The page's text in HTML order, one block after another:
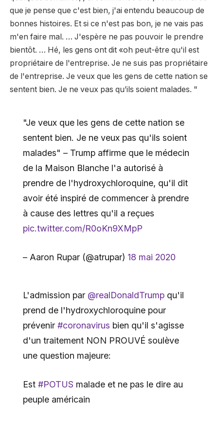
que je pense que c'est bien, j'ai entendu beaucoup de
bonnes histoires. Et si ce n'est pas bon, je ne vais pas
m'en faire mal. … J'espère ne pas pouvoir le prendre
bientôt. … Hé, les gens ont dit «oh peut-être qu'il est
propriétaire de l'entreprise. Je ne suis pas propriétaire
de l'entreprise. Je veux que les gens de cette nation se
sentent bien. Je ne veux pas qu’ils soient malades. "
"Je veux que les gens de cette nation se
sentent bien. Je ne veux pas qu'ils soient
malades" – Trump affirme que le médecin
de la Maison Blanche l'a autorisé à
prendre de l'hydroxychloroquine, qu'il dit
avoir été inspiré de commencer à prendre
à cause des lettres qu'il a reçues
pic.twitter.com/R0oKn9XMpP
– Aaron Rupar (@atrupar) 18 mai 2020
L'admission par @realDonaldTrumpqu'il
prend de l'hydroxychloroquine pour
prévenir #coronavirus bien qu'il s'agisse
d'un traitement NON PROUVÉ soulève
une question majeure:
Est #POTUS malade et ne pas le dire au
peuple américain